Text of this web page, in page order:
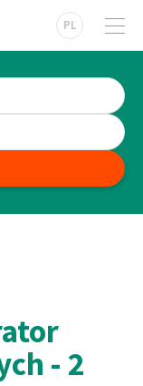
PL
- 2